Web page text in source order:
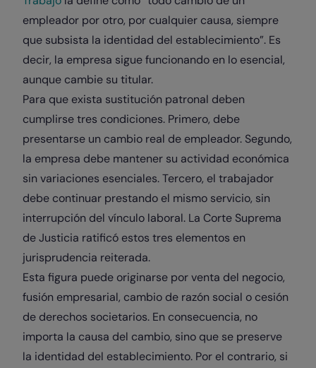
empleador por otro, por cualquier causa, siempre
que subsista la identidad del establecimiento”. Es
decir, la empresa sigue funcionando en lo esencial,
aunque cambie su titular.
Para que exista sustitución patronal deben
cumplirse tres condiciones. Primero, debe
presentarse un cambio real de empleador. Segundo,
la empresa debe mantener su actividad económica
sin variaciones esenciales. Tercero, el trabajador
debe continuar prestando el mismo servicio, sin
interrupción del vínculo laboral. La Corte Suprema
de Justicia ratificó estos tres elementos en
jurisprudencia reiterada.
Esta figura puede originarse por venta del negocio,
fusión empresarial, cambio de razón social o cesión
de derechos societarios. En consecuencia, no
importa la causa del cambio, sino que se preserve
la identidad del establecimiento. Por el contrario, si